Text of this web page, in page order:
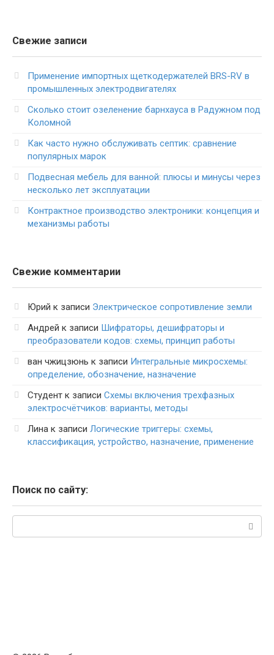
Свежие записи
Применение импортных щеткодержателей BRS-RV в
промышленных электродвигателях
Сколько стоит озеленение барнхауса в Радужном под
Коломной
Как часто нужно обслуживать септик: сравнение
популярных марок
Подвесная мебель для ванной: плюсы и минусы через
несколько лет эксплуатации
Контрактное производство электроники: концепция и
механизмы работы
Свежие комментарии
Юрий к записи Электрическое сопротивление земли
Андрей к записи Шифраторы, дешифраторы и
преобразователи кодов: схемы, принцип работы
ван чжицзюнь к записи Интегральные микросхемы:
определение, обозначение, назначение
Студент к записи Схемы включения трехфазных
электросчётчиков: варианты, методы
Лина к записи Логические триггеры: схемы,
классификация, устройство, назначение, применение
Поиск по сайту: